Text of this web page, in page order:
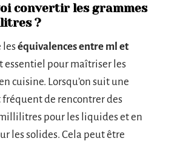
convertir les grammes
?
leséquivalences entre ml et
essentiel pour maîtriser les
cuisine. Lorsqu’on suit une
fréquent de rencontrer des
pour les liquides et en
les solides. Cela peut être